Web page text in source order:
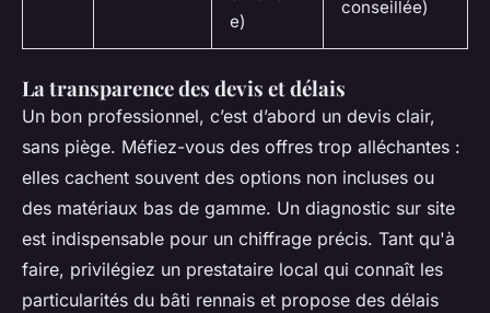
e)
conseillée)
La transparence des devis et délais
Un bon professionnel, c’est d’abord un devis clair,
sans piège. Méfiez-vous des offres trop alléchantes :
elles cachent souvent des options non incluses ou
des matériaux bas de gamme. Un diagnostic sur site
est indispensable pour un chiffrage précis. Tant qu'à
faire, privilégiez un prestataire local qui connaît les
particularités du bâti rennais et propose des délais